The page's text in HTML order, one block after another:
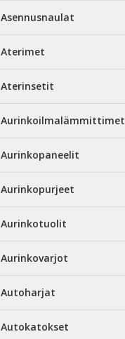
Asennusnaulat
Aterimet
Aterinsetit
Aurinkoilmalämmittimet
Aurinkopaneelit
Aurinkopurjeet
Aurinkotuolit
Aurinkovarjot
Autoharjat
Autokatokset